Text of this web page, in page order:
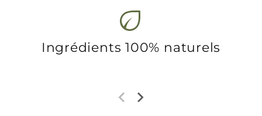
eco
Ingrédients 100% naturels